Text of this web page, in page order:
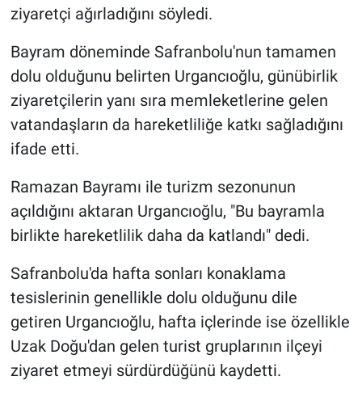
ziyaretçi ağırladığını söyledi.
Bayram döneminde Safranbolu'nun tamamen
dolu olduğunu belirten Urgancıoğlu, günübirlik
ziyaretçilerin yanı sıra memleketlerine gelen
vatandaşların da hareketliliğe katkı sağladığını
ifade etti.
Ramazan Bayramı ile turizm sezonunun
açıldığını aktaran Urgancıoğlu, "Bu bayramla
birlikte hareketlilik daha da katlandı" dedi.
Safranbolu'da hafta sonları konaklama
tesislerinin genellikle dolu olduğunu dile
getiren Urgancıoğlu, hafta içlerinde ise özellikle
Uzak Doğu'dan gelen turist gruplarının ilçeyi
ziyaret etmeyi sürdürdüğünü kaydetti.